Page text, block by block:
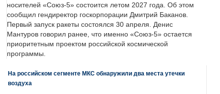
носителей «Союз-5» состоится летом 2027 года. Об этом
сообщил гендиректор госкорпорации Дмитрий Баканов.
Первый запуск ракеты состоялся 30 апреля. Денис
Мантуров говорил ранее, что именно «Союз-5» остается
приоритетным проектом российской космической
программы.
На российском сегменте МКС обнаружили два места утечки
воздуха